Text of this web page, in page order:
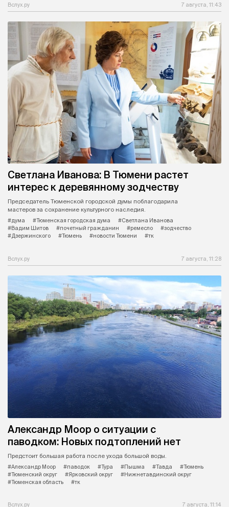
Вслух.ру 7 августа, 11:43
Светлана Иванова: В Тюмени растет
интерес к деревянному зодчеству
Председатель Тюменской городской думы поблагодарила
мастеров за сохранение культурного наследия.
#дума
#Тюменская городская дума
#Светлана Иванова
#Вадим Шитов
#почетный гражданин #ремесло
#зодчество
#Дзержинского
#Тюмень #новости Тюмени #тк
Вслух.ру 7 августа, 11:28
Александр Моор о ситуации с
паводком: Новых подтоплений нет
Предстоит большая работа после ухода большой воды.
#Александр Моор
#паводок #Тура #Пышма #Тавда
#Тюмень
#Тюменский округ
#Ярковский округ
#Нижнетавдинский округ
#Тюменская область
#тк
Вслух.ру 7 августа, 11:14